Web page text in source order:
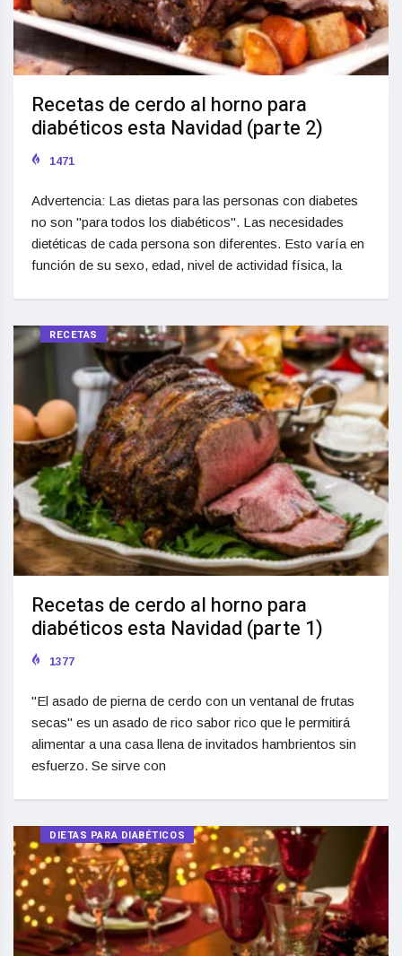
Recetas de cerdo al horno para
diabéticos esta Navidad (parte 2)
1471
Advertencia: Las dietas para las personas con diabetes
no son "para todos los diabéticos". Las necesidades
dietéticas de cada persona son diferentes. Esto varía en
función de su sexo, edad, nivel de actividad física, la
RECETAS
Recetas de cerdo al horno para
diabéticos esta Navidad (parte 1)
1377
"El asado de pierna de cerdo con un ventanal de frutas
secas" es un asado de rico sabor rico que le permitirá
alimentar a una casa llena de invitados hambrientos sin
esfuerzo. Se sirve con
DIETAS PARA DIABÉTICOS